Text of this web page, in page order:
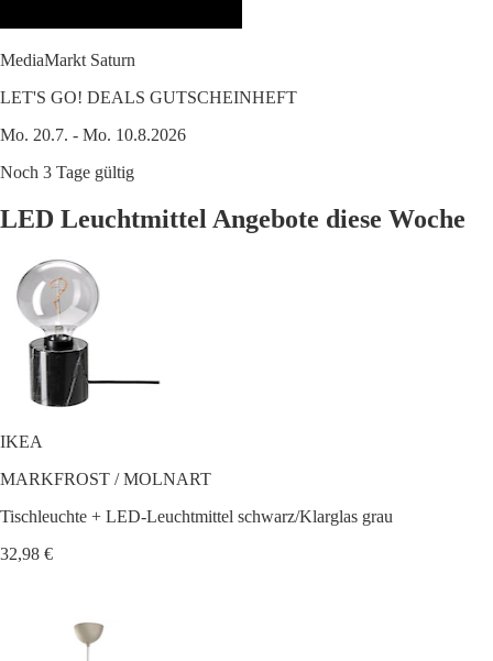
MediaMarkt Saturn
LET'S GO! DEALS GUTSCHEINHEFT
Mo. 20.7. - Mo. 10.8.2026
Noch 3 Tage gültig
LED Leuchtmittel Angebote diese Woche
IKEA
MARKFROST / MOLNART
Tischleuchte + LED-Leuchtmittel schwarz/Klarglas grau
32,98 €